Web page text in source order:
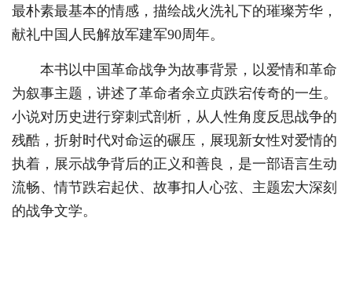
最朴素最基本的情感，描绘战火洗礼下的璀璨芳华，
献礼中国人民解放军建军90周年。
本书以中国革命战争为故事背景，以爱情和革命
为叙事主题，讲述了革命者余立贞跌宕传奇的一生。
小说对历史进行穿刺式剖析，从人性角度反思战争的
残酷，折射时代对命运的碾压，展现新女性对爱情的
执着，展示战争背后的正义和善良，是一部语言生动
流畅、情节跌宕起伏、故事扣人心弦、主题宏大深刻
的战争文学。